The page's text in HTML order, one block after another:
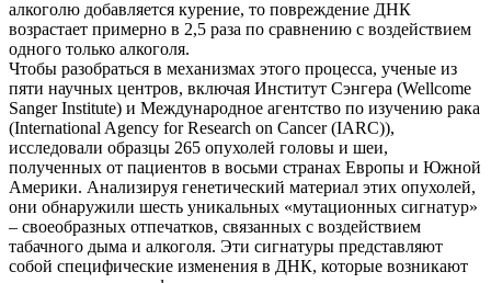
алкоголю добавляется курение, то повреждение ДНК
возрастает примерно в 2,5 раза по сравнению с воздействием
одного только алкоголя.
Чтобы разобраться в механизмах этого процесса, ученые из
пяти научных центров, включая Институт Сэнгера (Wellcome
Sanger Institute) и Международное агентство по изучению рака
(International Agency for Research on Cancer (IARC)),
исследовали образцы 265 опухолей головы и шеи,
полученных от пациентов в восьми странах Европы и Южной
Америки. Анализируя генетический материал этих опухолей,
они обнаружили шесть уникальных «мутационных сигнатур»
– своеобразных отпечатков, связанных с воздействием
табачного дыма и алкоголя. Эти сигнатуры представляют
собой специфические изменения в ДНК, которые возникают